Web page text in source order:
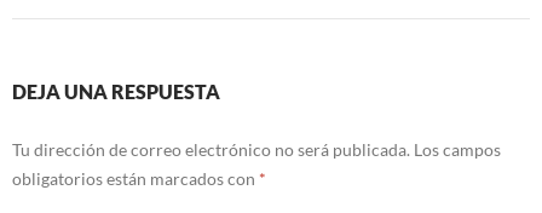
DEJA UNA RESPUESTA
Tu dirección de correo electrónico no será publicada. Los campos
obligatorios están marcados con *